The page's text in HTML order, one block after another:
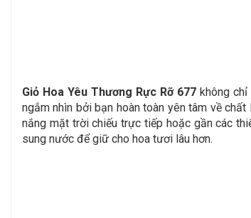
Giỏ Hoa Yêu Thương Rực Rỡ 677không chỉ
ngắm nhìn bởi bạn hoàn toàn yên tâm về
nắng mặt trời chiếu trực tiếp hoặc gần các
sung nước để giữ cho hoa tươi lâu hơn.